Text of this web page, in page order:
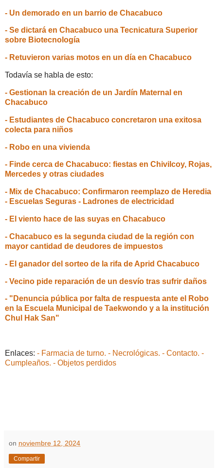
- Un demorado en un barrio de Chacabuco
- Se dictará en Chacabuco una Tecnicatura Superior
sobre Biotecnología
- Retuvieron varias motos en un día en Chacabuco
Todavía se habla de esto:
- Gestionan la creación de un Jardín Maternal en
Chacabuco
- Estudiantes de Chacabuco concretaron una exitosa
colecta para niños
- Robo en una vivienda
- Finde cerca de Chacabuco: fiestas en Chivilcoy, Rojas,
Mercedes y otras ciudades
- Mix de Chacabuco: Confirmaron reemplazo de Heredia
- Escuelas Seguras - Ladrones de electricidad
- El viento hace de las suyas en Chacabuco
- Chacabuco es la segunda ciudad de la región con
mayor cantidad de deudores de impuestos
- El ganador del sorteo de la rifa de Aprid Chacabuco
- Vecino pide reparación de un desvío tras sufrir daños
- "Denuncia pública por falta de respuesta ante el Robo
en la Escuela Municipal de Taekwondo y a la institución
Chul Hak San"
Enlaces: - Farmacia de turno. - Necrológicas. - Contacto. -
Cumpleaños. - Objetos perdidos
on noviembre 12, 2024
Compartir